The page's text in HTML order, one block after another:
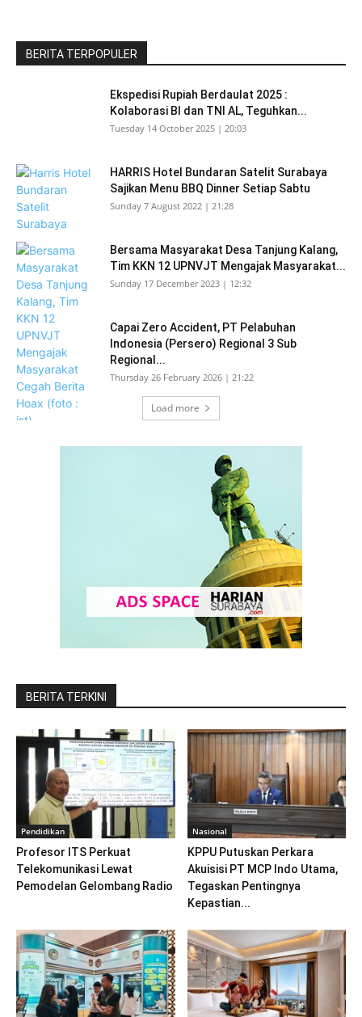
BERITA TERPOPULER
Ekspedisi Rupiah Berdaulat 2025 :
Kolaborasi BI dan TNI AL, Teguhkan...
Tuesday 14 October 2025 | 20:03
HARRIS Hotel Bundaran Satelit Surabaya
Sajikan Menu BBQ Dinner Setiap Sabtu
Sunday 7 August 2022 | 21:28
Bersama Masyarakat Desa Tanjung Kalang,
Tim KKN 12 UPNVJT Mengajak Masyarakat...
Sunday 17 December 2023 | 12:32
Capai Zero Accident, PT Pelabuhan
Indonesia (Persero) Regional 3 Sub
Regional...
Thursday 26 February 2026 | 21:22
Load more
BERITA TERKINI
Pendidikan
Profesor ITS Perkuat
Telekomunikasi Lewat
Pemodelan Gelombang Radio
Nasional
KPPU Putuskan Perkara
Akuisisi PT MCP Indo Utama,
Tegaskan Pentingnya
Kepastian...